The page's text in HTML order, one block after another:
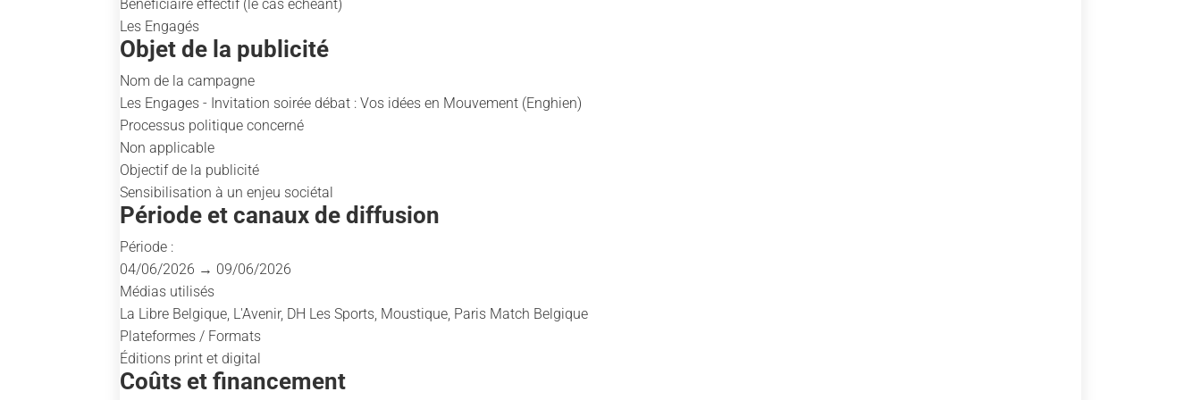
Bénéficiaire effectif (le cas échéant)
Les Engagés
Objet de la publicité
Nom de la campagne
Les Engages - Invitation soirée débat : Vos idées en Mouvement (Enghien)
Processus politique concerné
Non applicable
Objectif de la publicité
Sensibilisation à un enjeu sociétal
Période et canaux de diffusion
Période :
04/06/2026 → 09/06/2026
Médias utilisés
La Libre Belgique, L'Avenir, DH Les Sports, Moustique, Paris Match Belgique
Plateformes / Formats
Éditions print et digital
Coûts et financement